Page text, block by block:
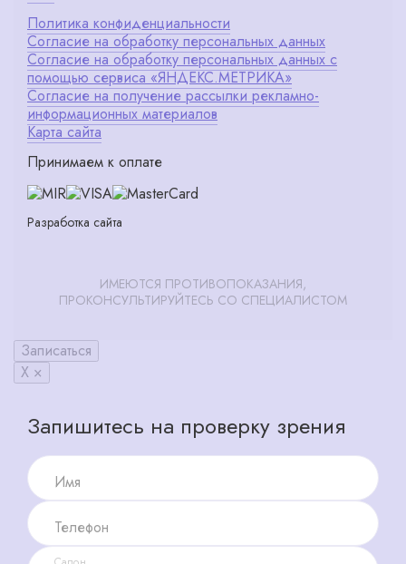
Политика конфиденциальности
Согласие на обработку персональных данных
Согласие на обработку персональных данных с
помощью сервиса «ЯНДЕКС.МЕТРИКА»
Согласие на получение рассылки рекламно-
информационных материалов
Карта сайта
Принимаем к оплате
Разработка сайта
ИМЕЮТСЯ ПРОТИВОПОКАЗАНИЯ,
ПРОКОНСУЛЬТИРУЙТЕСЬ СО СПЕЦИАЛИСТОМ
Записаться
X ×
Запишитесь на проверку зрения
Имя
Телефон